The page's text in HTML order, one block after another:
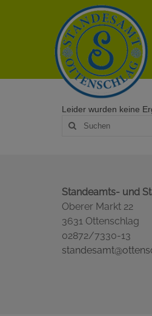
Leider wurden keine
Suche
nach:
Standeamts- und
Oberer Markt 22
3631 Ottenschlag
02872/7330-13